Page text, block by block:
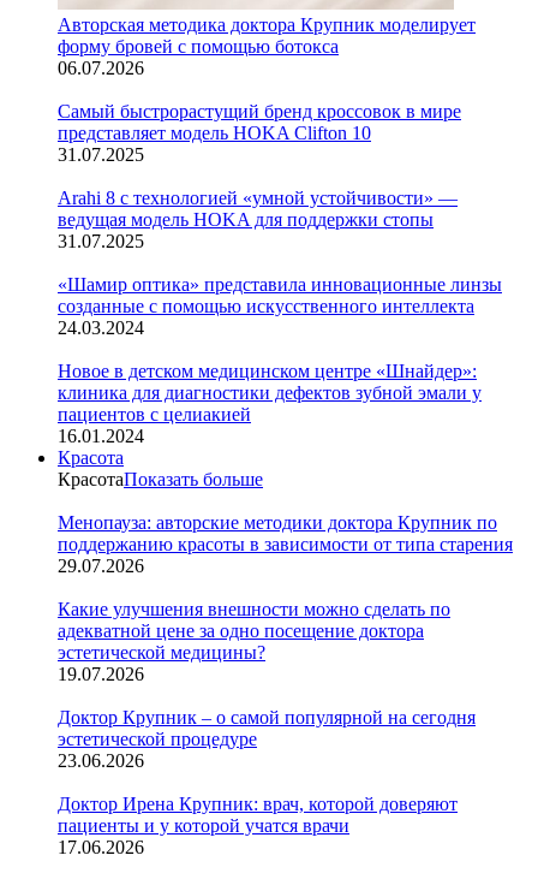
Авторская методика доктора Крупник моделирует
форму бровей с помощью ботокса
06.07.2026
Cамый быстрорастущий бренд кроссовок в мире
представляет модель HOKA Clifton 10
31.07.2025
Arahi 8 c технологией «умной устойчивости» —
ведущая модель HOKA для поддержки стопы
31.07.2025
«Шамир оптика» представила инновационные линзы
созданные с помощью искусственного интеллекта
24.03.2024
Новое в детском медицинском центре «Шнайдер»:
клиника для диагностики дефектов зубной эмали у
пациентов с целиакией
16.01.2024
Красота
КрасотаПоказать больше
Менопауза: авторские методики доктора Крупник по
поддержанию красоты в зависимости от типа старения
29.07.2026
Какие улучшения внешности можно сделать по
адекватной цене за одно посещение доктора
эстетической медицины?
19.07.2026
Доктор Крупник – о самой популярной на сегодня
эстетической процедуре
23.06.2026
Доктор Ирена Крупник: врач, которой доверяют
пациенты и у которой учатся врачи
17.06.2026